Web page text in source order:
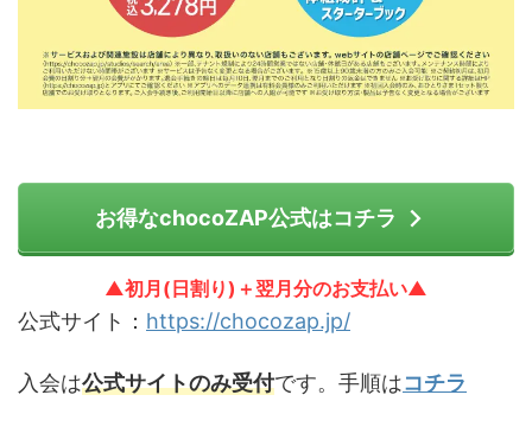
お得なchocoZAP公式はコチラ
▲初月(日割り)＋翌月分のお支払い▲
公式サイト： https://chocozap.jp/
入会は公式サイトのみ受付です。手順はコチラ